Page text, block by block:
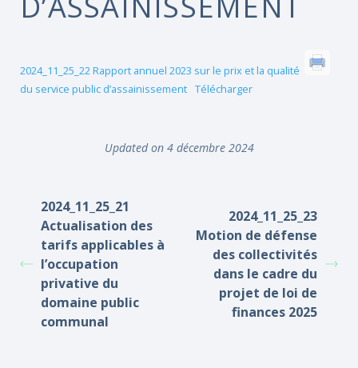
2024_11_25_22 Rapport annuel 2023 sur le prix et la qualité
du service public d’assainissement Télécharger
Updated on 4 décembre 2024
2024_11_25_21
Actualisation des
tarifs applicables à
l’occupation
privative du
domaine public
communal
2024_11_25_23
Motion de défense
des collectivités
dans le cadre du
projet de loi de
finances 2025